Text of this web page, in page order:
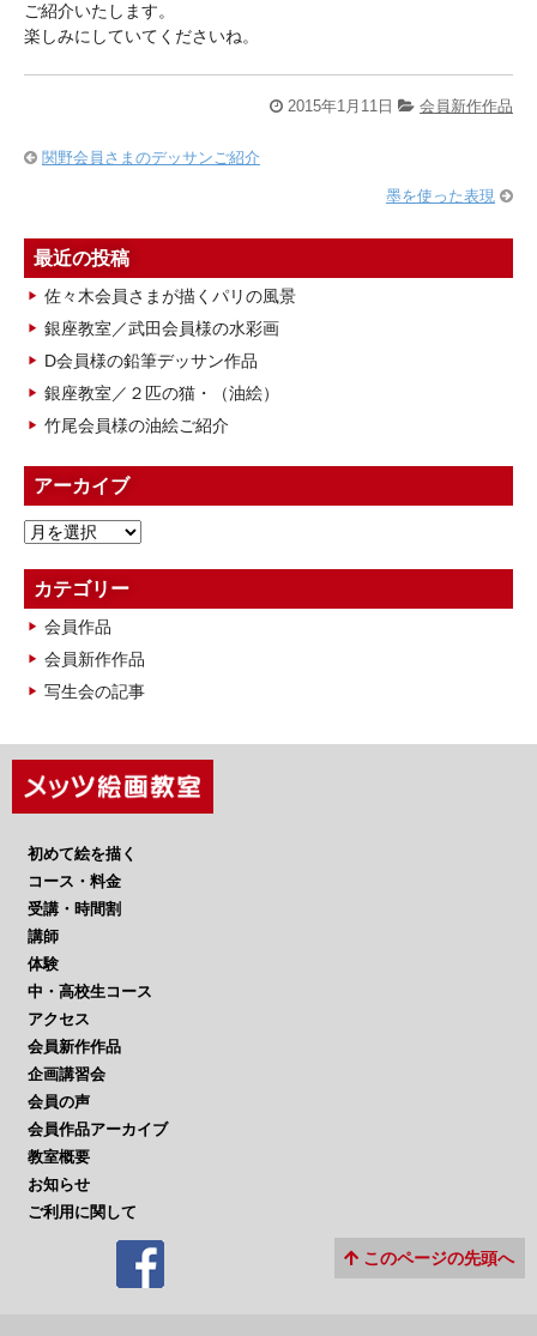
ご紹介いたします。
楽しみにしていてくださいね。
2015年1月11日 会員新作作品
関野会員さまのデッサンご紹介
墨を使った表現
最近の投稿
佐々木会員さまが描くパリの風景
銀座教室／武田会員様の水彩画
D会員様の鉛筆デッサン作品
銀座教室／２匹の猫・（油絵）
竹尾会員様の油絵ご紹介
アーカイブ
ア
カ
イ
ブ
カテゴリー
会員作品
会員新作作品
写生会の記事
初めて絵を描く
コース・料金
受講・時間割
講師
体験
中・高校生コース
アクセス
会員新作作品
企画講習会
会員の声
会員作品アーカイブ
教室概要
お知らせ
ご利用に関して
このページの先頭へ